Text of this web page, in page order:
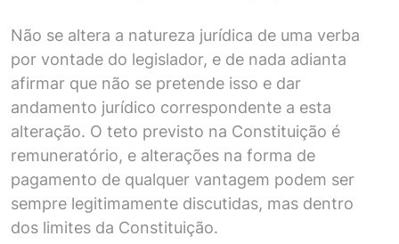
Não se altera a natureza jurídica de uma verba
por vontade do legislador, e de nada adianta
afirmar que não se pretende isso e dar
andamento jurídico correspondente a esta
alteração. O teto previsto na Constituição é
remuneratório, e alterações na forma de
pagamento de qualquer vantagem podem ser
sempre legitimamente discutidas, mas dentro
dos limites da Constituição.